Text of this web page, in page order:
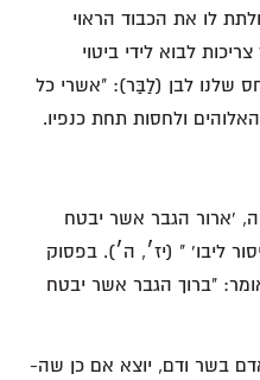
לו את הכבוד הראוי
לבוא לידי ביטוי
שלנו לבן (לַבַּר): "אשרי כל
ולחסות תחת כנפיו.
'ארור הגבר אשר יבטח
ליבו' " (יז׳, ה׳). בפסוק
"ברוך הגבר אשר יבטח
בשר ודם, יוצא אם כן שה-